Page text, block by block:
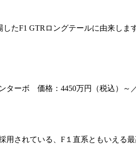
たF1 GTRロングテールに由来しま
ターボ 価格：4450万円（税込）～
されている、F１直系ともいえる最